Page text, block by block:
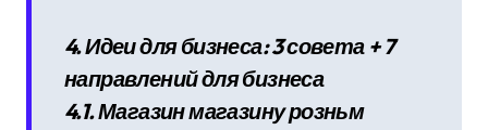
4. Идеи для бизнеса: 3 совета + 7
направлений для бизнеса
4.1. Магазин магазину розньм